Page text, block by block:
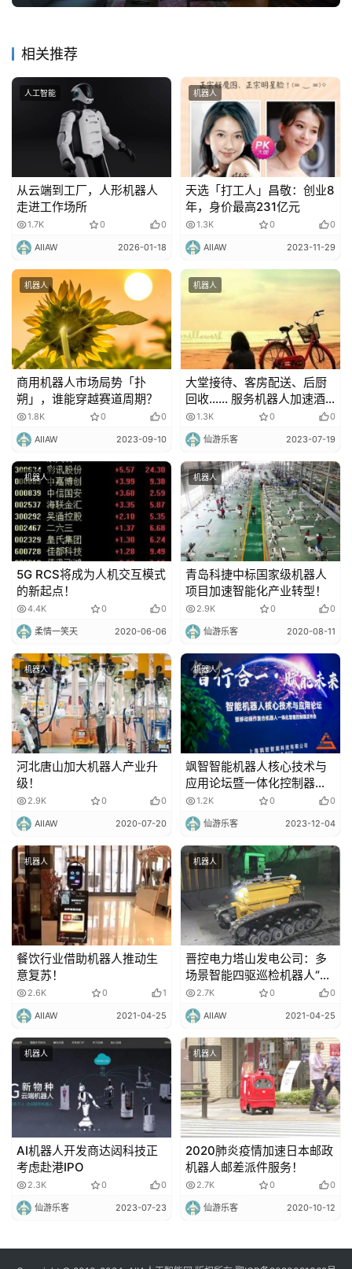
相关推荐
人工智能
从云端到工厂，人形机器人
走进工作场所
1.7K 0 0
AIIAW 2026-01-18
机器人
天选「打工人」昌敬：创业8
年，身价最高231亿元
1.3K 0 0
AIIAW 2023-11-29
机器人
商用机器人市场局势「扑
朔」，谁能穿越赛道周期？
1.8K 0 0
AIIAW 2023-09-10
机器人
大堂接待、客房配送、后厨
回收…… 服务机器人加速酒
店业智能化数字化转型
1.3K 0 0
仙游乐客 2023-07-19
机器人
5G RCS将成为人机交互模式
的新起点！
4.4K 0 0
柔情一笑天 2020-06-06
机器人
青岛科捷中标国家级机器人
项目加速智能化产业转型！
2.9K 0 0
仙游乐客 2020-08-11
机器人
河北唐山加大机器人产业升
级！
2.9K 0 0
AIIAW 2020-07-20
机器人
飒智智能机器人核心技术与
应用论坛暨一体化控制器发
布会成功举办
1.2K 0 0
仙游乐客 2023-12-04
机器人
餐饮行业借助机器人推动生
意复苏！
2.6K 0 1
AIIAW 2021-04-25
机器人
晋控电力塔山发电公司：多
场景智能四驱巡检机器人“上
岗”！
2.7K 0 0
AIIAW 2021-04-25
机器人
AI机器人开发商达闼科技正
考虑赴港IPO
2.3K 0 0
仙游乐客 2023-07-23
机器人
2020肺炎疫情加速日本邮政
机器人邮差派件服务！
2.7K 0 0
仙游乐客 2020-10-12